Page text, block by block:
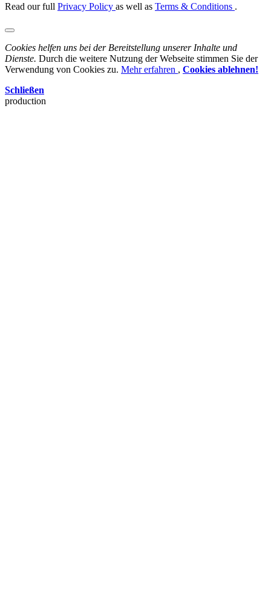
Read our full Privacy Policy as well as Terms & Conditions .
Cookies helfen uns bei der Bereitstellung unserer Inhalte und
Dienste. Durch die weitere Nutzung der Webseite stimmen Sie der
Verwendung von Cookies zu. Mehr erfahren , Cookies ablehnen!
Schließen
production